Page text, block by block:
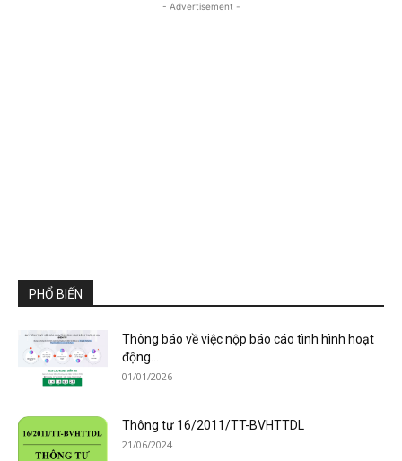
- Advertisement -
PHỔ BIẾN
Thông báo về việc nộp báo cáo tình hình hoạt
động...
01/01/2026
Thông tư 16/2011/TT-BVHTTDL
21/06/2024